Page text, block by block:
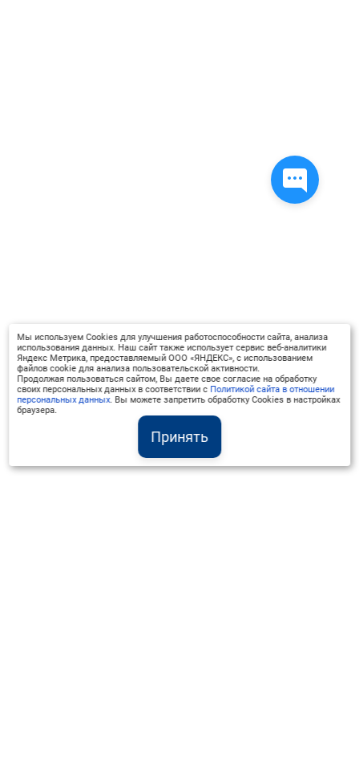
Принять
Мы используем Cookies для улучшения работоспособности сайта, анализа
использования данных. Наш сайт также использует сервис веб-аналитики
Яндекс Метрика, предоставляемый ООО «ЯНДЕКС», с использованием
файлов cookie для анализа пользовательской активности.
Продолжая пользоваться сайтом, Вы даете свое согласие на обработку
своих персональных данных в соответствии с Политикой сайта в отношении
персональных данных. Вы можете запретить обработку Cookies в настройках
браузера.